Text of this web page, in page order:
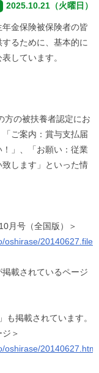
2025.10.21（火曜日）
金保険被保険者の皆
るために、基本的に
しています。
方の被扶養者認定にお
ご案内：賞与支払届
」、「お願い：従業
します」といった情
月号（全国版）＞
oshirase/
掲載されているページ
も掲載されています。
＞
20140627.html